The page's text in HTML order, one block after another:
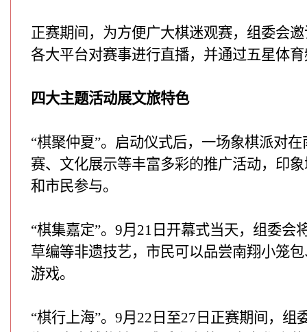
正赛期间，为方便广大棋迷观赛，组委会
各大平台对赛事进行直播，并通过五星体
四大主题活动展文旅特色
“棋聚仲夏”。启动仪式后，一场象棋派对
赛、文化展示等丰富多彩的推广活动，印
和市民参与。
“棋集嘉定”。9月21日开幕式当天，组委
草编等非遗技艺，市民可以品尝南翔小笼
游戏。
“棋行上海”。9月22日至27日正赛期间，